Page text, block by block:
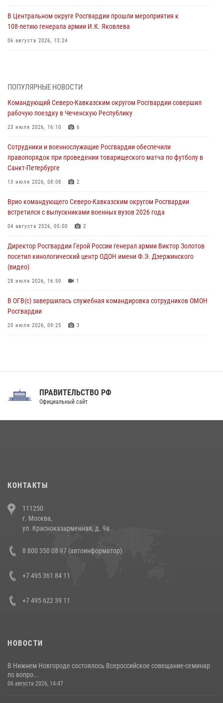
В Центральном округе Росгвардии прошли мероприятия к
108‑летию генерала армии И.К. Яковлева
06 августа 2026, 13:24
06 августа 2026, 12:35 1
Росгвардейцы провели выставку вооружения для участников сбора
«Гвардеец» в Пензе (видео)
06 августа 2026, 12:00
В Курске росгвардейцы приняли участие в митинге, посвященном
второй годовщине вторжения ВСУ на территорию области
06 августа 2026, 11:56
угрожавшего подростку травматическим пистолетом
06 августа 2026, 11:33
крупная нарколаборатория
ПОПУЛЯРНЫЕ НОВОСТИ
Командующий Северо-Кавказским округом Росгвардии совершил
рабочую поездку в Чеченскую Республику
23 июля 2026, 16:10 6
Сотрудники и военнослужащие Росгвардии обеспечили
правопорядок при проведении товарищеского матча по футболу в
Санкт-Петербурге
13 июля 2026, 08:08 2
Врио командующего Северо-Кавказским округом Росгвардии
встретился с выпускниками военных вузов 2026 года
04 августа 2026, 05:00 2
Директор Росгвардии Герой России генерал армии Виктор Золотов
посетил кинологический центр ОДОН имени Ф.Э. Дзержинского
(видео)
28 июля 2026, 16:50 1
В ОГВ(с) завершилась служебная командировка сотрудников ОМОН
Росгвардии
20 июля 2026, 09:25 3
Праздник «Один день с Росгвардией» к 105-летию Центрального
напавших на бригаду скорой помощи (видео)
14 июля 2026, 12:20
В Росгвардии прошла военно-научная конференция по обобщению
боевого опыта
ПРАВИТЕЛЬСТВО РФ
Официальный сайт
КОНТАКТЫ
111250
г. Москва,
ул. Красноказарменная, д. 9а
8 800 350 08 97 (автоинформатор)
+7 495 361 84 11
+7 495 622 39 11
НОВОСТИ
В Нижнем Новгороде состоялось Всероссийское совещание-семинар
по вопро...
06 августа 2026, 14:47